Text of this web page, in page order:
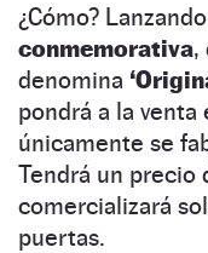
¿Cómo?
conmemorativa,
denomina
pondrá a la venta
únicamente se
Tendrá un precio
comercializará
puertas.